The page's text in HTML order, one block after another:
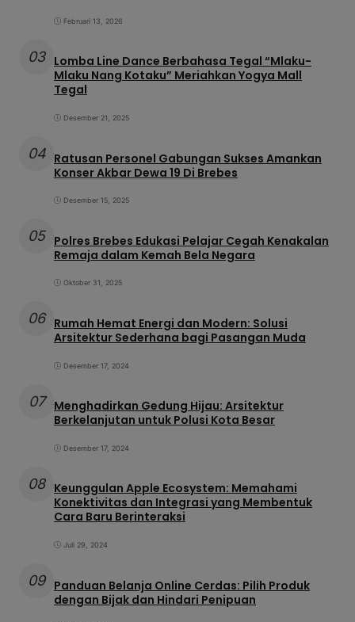
Februari 13, 2026
03 Lomba Line Dance Berbahasa Tegal “Mlaku-
Mlaku Nang Kotaku” Meriahkan Yogya Mall
Tegal
Desember 21, 2025
04 Ratusan Personel Gabungan Sukses Amankan
Konser Akbar Dewa 19 Di Brebes
Desember 15, 2025
05 Polres Brebes Edukasi Pelajar Cegah Kenakalan
Remaja dalam Kemah Bela Negara
Oktober 31, 2025
06 Rumah Hemat Energi dan Modern: Solusi
Arsitektur Sederhana bagi Pasangan Muda
Desember 17, 2024
07
Menghadirkan Gedung Hijau: Arsitektur
Berkelanjutan untuk Polusi Kota Besar
Desember 17, 2024
08 Keunggulan Apple Ecosystem: Memahami
Konektivitas dan Integrasi yang Membentuk
Cara Baru Berinteraksi
Juli 29, 2024
09 Panduan Belanja Online Cerdas: Pilih Produk
dengan Bijak dan Hindari Penipuan